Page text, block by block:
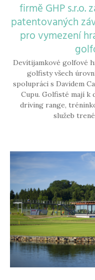
firmě GHP
patentovaných
pro vymezení
Devítijamkové golfové
golfisty všech
spolupráci s Davidem
Cupu. Golfisté mají k
driving range,
služeb